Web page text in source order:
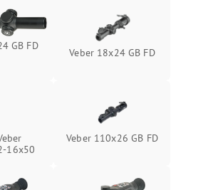
GB FD
Veber 18x24 GB FD
16x50
Veber 110x26 GB FD